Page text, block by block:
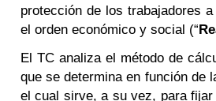
protección de los trabajadores
el orden económico y social (“
El TC analiza el método de
que se determina en función de
el cual sirve, a su vez, para